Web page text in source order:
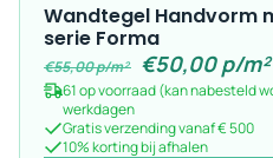
Wandtegel Handvorm
serie Forma
€55,00p/m² €50,00p/m²
61 op voorraad (kan nabesteld
werkdagen
Gratis verzending vanaf € 500
10% korting bij afhalen